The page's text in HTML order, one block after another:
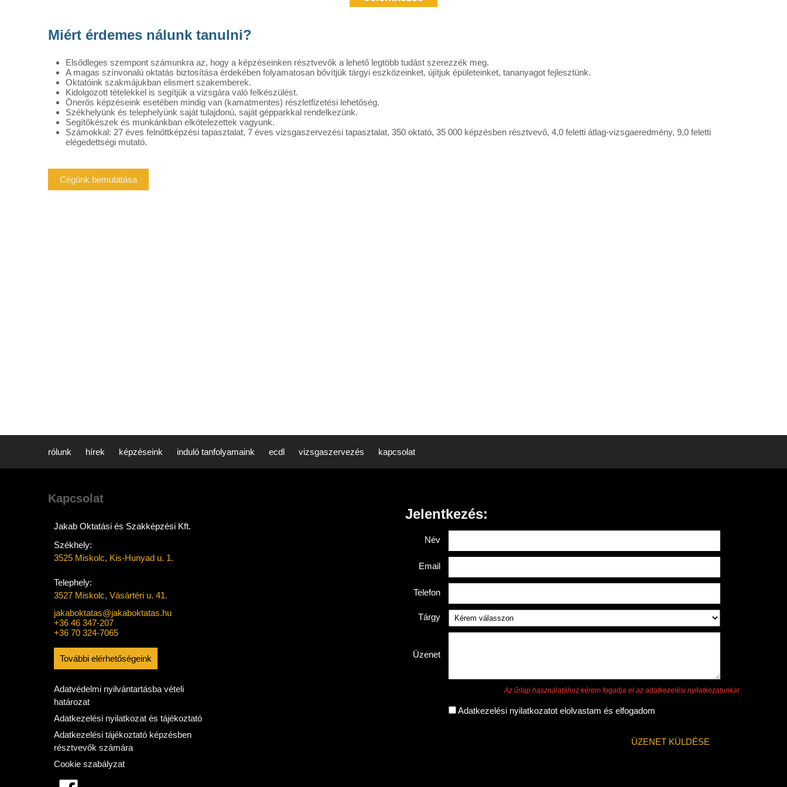
Miért érdemes nálunk tanulni?
Elsődleges szempont számunkra az, hogy a képzéseinken résztvevők a lehető legtöbb tudást szerezzék meg.
A magas színvonalú oktatás biztosítása érdekében folyamatosan bővítjük tárgyi eszközeinket, újítjuk épületeinket, tananyagot fejlesztünk.
Oktatóink szakmájukban elismert szakemberek.
Kidolgozott tételekkel is segítjük a vizsgára való felkészülést.
Önerős képzéseink esetében mindig van (kamatmentes) részletfizetési lehetőség.
Székhelyünk és telephelyünk saját tulajdonú, saját gépparkkal rendelkezünk.
Segítőkészek és munkánkban elkötelezettek vagyunk.
Számokkal: 27 éves felnőttképzési tapasztalat, 7 éves vizsgaszervezési tapasztalat, 350 oktató, 35 000 képzésben résztvevő, 4,0 feletti átlag-vizsgaeredmény, 9,0 feletti
elégedettségi mutató.
Cégünk bemutatása
rólunk hírek képzéseink induló tanfolyamaink ecdl vizsgaszervezés kapcsolat
Kapcsolat
Jakab Oktatási és Szakképzési Kft.
Székhely:
3525 Miskolc, Kis-Hunyad u. 1.
Telephely:
3527 Miskolc, Vásártéri u. 41.
jakaboktatas@jakaboktatas.hu
+36 46 347-207
+36 70 324-7065
További elérhetőségeink
Adatvédelmi nyilvántartásba vételi
határozat
Adatkezelési nyilatkozat és tájékoztató
Adatkezelési tájékoztató képzésben
résztvevők számára
Cookie szabályzat
Jelentkezés:
Név
Email
Telefon
Tárgy
Üzenet
Az űrlap használatához kérem fogadja el az adatkezelési nyilatkozatunkat
Adatkezelési nyilatkozatot elolvastam és elfogadom
ÜZENET KÜLDÉSE